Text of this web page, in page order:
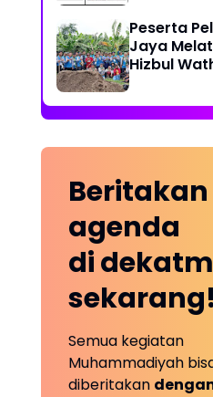
Peserta
Jaya
Hizbul
Pisang
Beritakan
agenda
di
sekarang!
Semua kegiatan
Muhammadiyah
diberitakan